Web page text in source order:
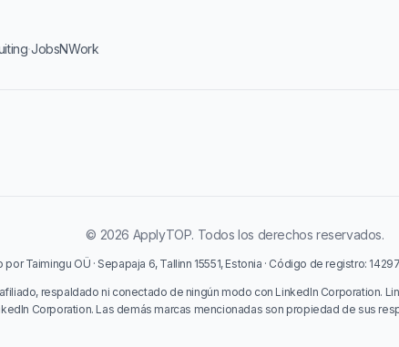
·JobsNWork
© 2026 ApplyTOP. Todos los derechos reservados.
por Taimingu OÜ · Sepapaja 6, Tallinn 15551, Estonia · Código de registro:
respaldado ni conectado de ningún modo con LinkedIn Corporation.
Corporation. Las demás marcas mencionadas son propiedad de sus